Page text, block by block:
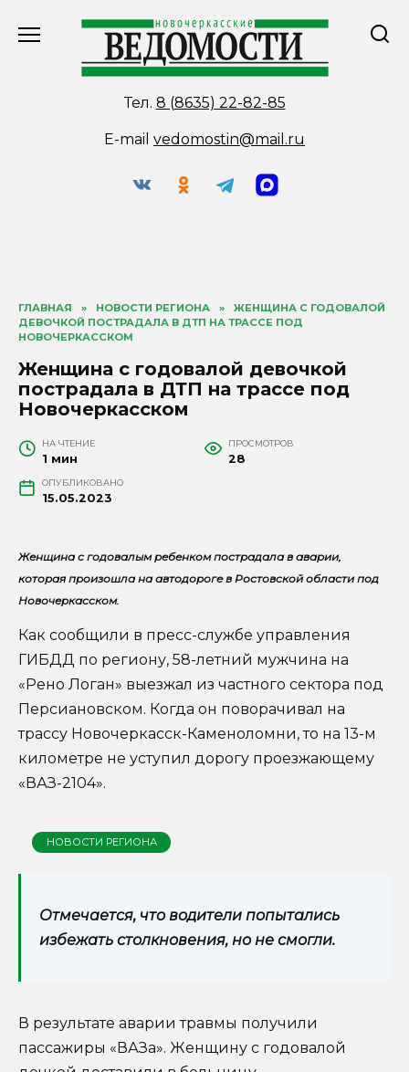
Тел. 8 (8635) 22-82-85
E-mail vedomostin@mail.ru
ГЛАВНАЯ » НОВОСТИ РЕГИОНА »
ЖЕНЩИНА С ГОДОВАЛОЙ
ДЕВОЧКОЙ ПОСТРАДАЛА В ДТП НА ТРАССЕ ПОД
НОВОЧЕРКАССКОМ
Женщина с годовалой девочкой
пострадала в ДТП на трассе под
Новочеркасском
НА ЧТЕНИЕ
1 мин
ПРОСМОТРОВ
28
ОПУБЛИКОВАНО
15.05.2023
Женщина с годовалым ребенком пострадала в аварии,
которая произошла на автодороге в Ростовской области под
Новочеркасском.
Как сообщили в пресс-службе управления
ГИБДД по региону, 58-летний мужчина на
«Рено Логан» выезжал из частного сектора под
Персиановском. Когда он поворачивал на
трассу Новочеркасск-Каменоломни, то на 13-м
километре не уступил дорогу проезжающему
«ВАЗ-2104».
НОВОСТИ РЕГИОНА
Отмечается, что водители попытались
избежать столкновения, но не смогли.
В результате аварии травмы получили
пассажиры «ВАЗа». Женщину с годовалой